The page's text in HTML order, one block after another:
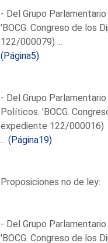
- Del Grupo
'BOCG. Congreso de los
122/000079) ...
(Página5)
- Del Grupo
Políticos. 'BOCG.
expediente 122/000016)
(Página19)
Proposiciones no de ley:
- Del Grupo
'BOCG. Congreso de los